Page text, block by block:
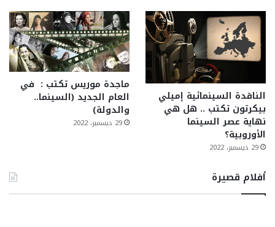
الناقدة السينمائية إميلي
بيكرتون تكتب .. هل هي
نهاية عصر السينما
الأوروبية؟
29 ديسمبر، 2022
ماجدة موريس تكتب : في
العام الجديد (السينما..
والدولة)
29 ديسمبر، 2022
أفلام قصيرة